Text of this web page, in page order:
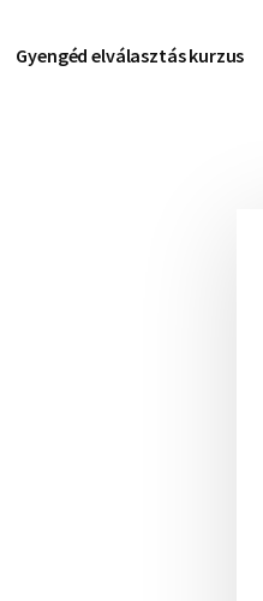
Gyengéd elválasztás kurzus